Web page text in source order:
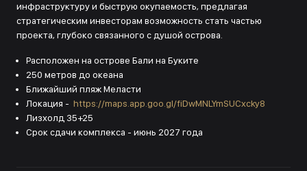
инфраструктуру и быструю окупаемость, предлагая
стратегическим инвесторам возможность стать частью
проекта, глубоко связанного с душой острова.
Расположен на острове Бали на Буките
250 метров до океана
Ближайший пляж Меласти
Локация - https://maps.app.goo.gl/fiDwMNLYmSUCxcky8
Лизхолд 35+25
Срок сдачи комплекса - июнь 2027 года